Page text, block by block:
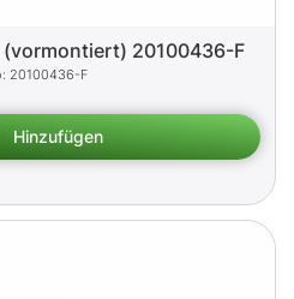
20100436-F
20100436-F